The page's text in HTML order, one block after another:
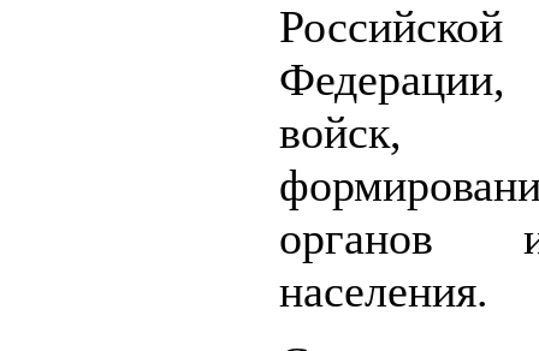
Российской
войск,
населения.